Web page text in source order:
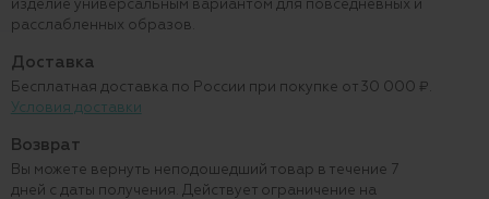
изделие универсальным вариантом для повседневных и
расслабленных образов.
Доставка
Бесплатная доставка по России при покупке от 30 000 ₽.
Условия доставки
Возврат
Вы можете вернуть неподошедший товар в течение 7
дней с даты получения. Действует ограничение на